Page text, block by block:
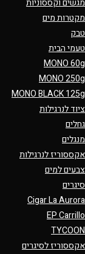
מגשים וקססוניות
מקטרות מים
טבק
טעמי הבית
MONO 60g
MONO 250g
MONO BLACK 125g
ציוד לנרגילות
גחלים
מנגלים
אקססוריז לנרגילות
צבעים למים
סיגרים
Cigar La Aurora
EP Carrillo
TYCOON
אקססוריז לסיגרים